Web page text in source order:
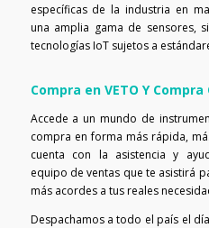
específicas de la industria en
una amplia gama de sensores,
tecnologías IoT sujetos a
Compra en VETO Y Compra
Accede a un mundo de
compra en forma más rápida,
cuenta con la asistencia y
equipo de ventas que te asistirá
más acordes a tus reales
Despachamos a todo el país el